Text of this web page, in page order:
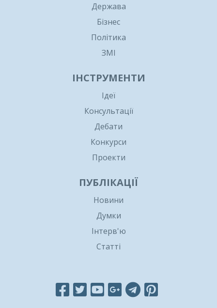
Держава
Бізнес
Політика
ЗМІ
ІНСТРУМЕНТИ
Ідеї
Консультації
Дебати
Конкурси
Проекти
ПУБЛІКАЦІЇ
Новини
Думки
Інтерв'ю
Статті